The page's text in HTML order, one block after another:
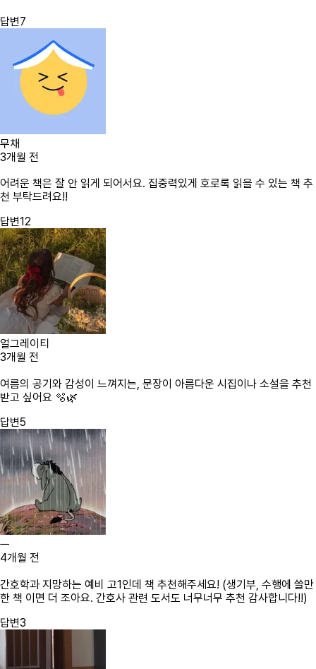
답변7
무채
3개월 전
어려운 책은 잘 안 읽게 되어서요. 집중력있게 호로록 읽을 수 있는 책 추
천 부탁드려요!!
답변12
얼그레이티
3개월 전
여름의 공기와 감성이 느껴지는, 문장이 아름다운 시집이나 소설을 추천
받고 싶어요 🫧🌿
답변5
ㅡ
4개월 전
간호학과 지망하는 예비 고1인데 책 추천해주세요! (생기부, 수행에 쓸만
한 책 이면 더 조아요. 간호사 관련 도서도 너무너무 추천 감사합니다!!)
답변3